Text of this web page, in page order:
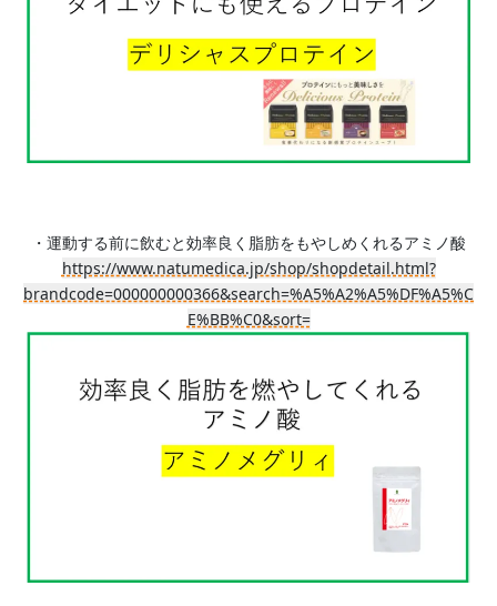
・運動する前に飲むと効率良く脂肪をもやしめくれるアミノ酸
https://www.natumedica.jp/shop/shopdetail.html?
brandcode=000000000366&search=%A5%A2%A5%DF%A5%C
E%BB%C0&sort=